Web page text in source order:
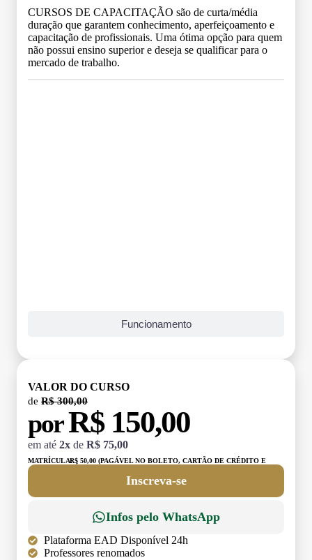
CURSOS DE CAPACITAÇÃO são de curta/média
duração que garantem conhecimento, aperfeiçoamento e
capacitação de profissionais. Uma ótima opção para quem
não possui ensino superior e deseja se qualificar para o
mercado de trabalho.
Funcionamento
VALOR DO CURSO
de R$ 300,00
porR$ 150,00
em até 2x de R$ 75,00
MATRÍCULA:R$ 50,00 (PAGÁVEL NO BOLETO, CARTÃO DE CRÉDITO E
Inscreva-se
Infos pelo WhatsApp
Plataforma EAD Disponível 24h
Professores renomados